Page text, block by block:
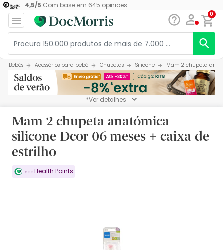
4,5/5 Com base em 645 opiniões
0
Bebés Acessórios para bebé Chupetas Silicone Mam 2 chupeta
*Ver detalhes
Mam 2 chupeta anatómica
silicone Dcor 06 meses + caixa de
estrilho
Health Points